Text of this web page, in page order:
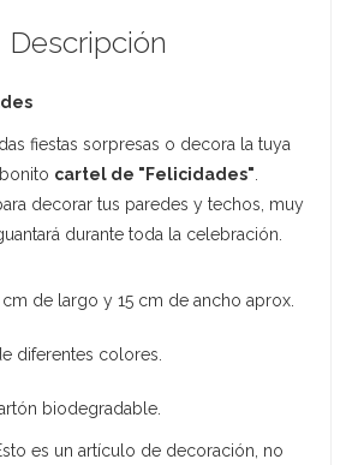
Descripción
fiestas sorpresas o decora la tuya
cartel de "Felicidades"
decorar tus paredes y techos, muy
durante toda la celebración.
cm de largo y 15 cm de ancho aprox.
diferentes colores.
biodegradable.
es un artículo de decoración, no